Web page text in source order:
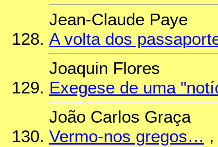
Jean-Claude Paye
A volta dos
Joaquin Flores
Exegese de uma
João Carlos Graça
Vermo-nos gregos…